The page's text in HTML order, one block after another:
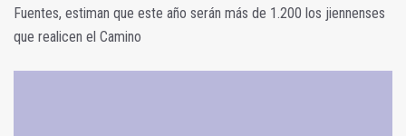
Fuentes, estiman que este año serán más de 1.200 los jiennenses
que realicen el Camino